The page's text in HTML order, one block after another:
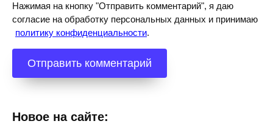
Нажимая на кнопку "Отправить комментарий", я даю
согласие на обработку персональных данных и принимаю
политику конфиденциальности.
Новое на сайте: